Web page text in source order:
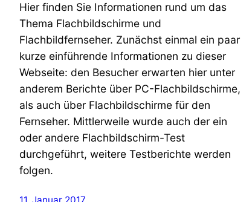
Hier finden Sie Informationen rund um das
Thema Flachbildschirme und
Flachbildfernseher. Zunächst einmal ein paar
kurze einführende Informationen zu dieser
Webseite: den Besucher erwarten hier unter
anderem Berichte über PC-Flachbildschirme,
als auch über Flachbildschirme für den
Fernseher. Mittlerweile wurde auch der ein
oder andere Flachbildschirm-Test
durchgeführt, weitere Testberichte werden
folgen.